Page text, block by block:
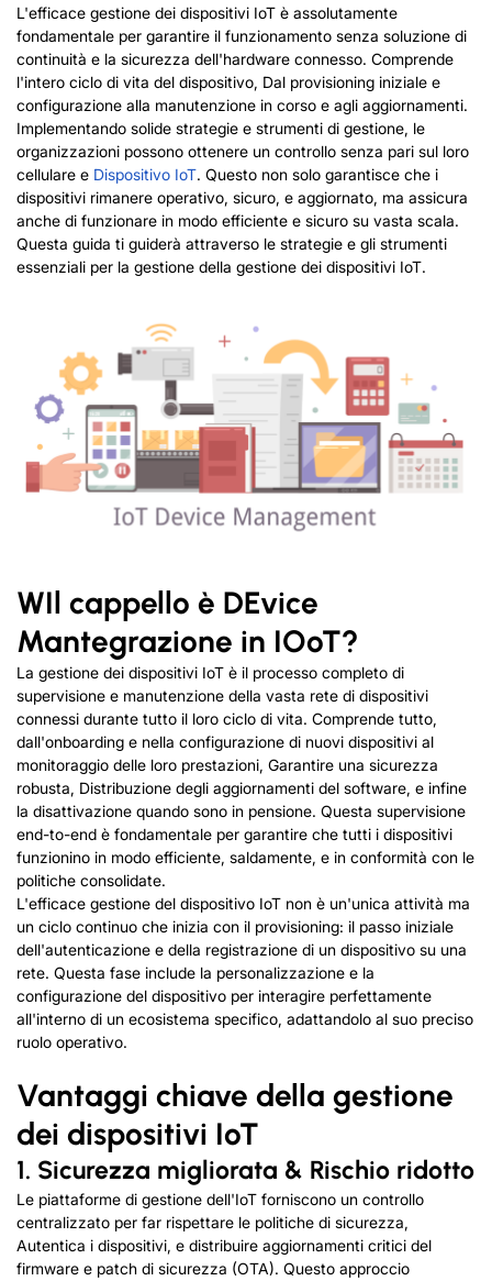
L'efficace gestione dei dispositivi IoT è assolutamente
fondamentale per garantire il funzionamento senza soluzione di
continuità e la sicurezza dell'hardware connesso. Comprende
l'intero ciclo di vita del dispositivo, Dal provisioning iniziale e
configurazione alla manutenzione in corso e agli aggiornamenti.
Implementando solide strategie e strumenti di gestione, le
organizzazioni possono ottenere un controllo senza pari sul loro
cellulare e Dispositivo IoT. Questo non solo garantisce che i
dispositivi rimanere operativo, sicuro, e aggiornato, ma assicura
anche di funzionare in modo efficiente e sicuro su vasta scala.
Questa guida ti guiderà attraverso le strategie e gli strumenti
essenziali per la gestione della gestione dei dispositivi IoT.
WIl cappello è DEvice
Mantegrazione in IOoT?
La gestione dei dispositivi IoT è il processo completo di
supervisione e manutenzione della vasta rete di dispositivi
connessi durante tutto il loro ciclo di vita. Comprende tutto,
dall'onboarding e nella configurazione di nuovi dispositivi al
monitoraggio delle loro prestazioni, Garantire una sicurezza
robusta, Distribuzione degli aggiornamenti del software, e infine
la disattivazione quando sono in pensione. Questa supervisione
end-to-end è fondamentale per garantire che tutti i dispositivi
funzionino in modo efficiente, saldamente, e in conformità con le
politiche consolidate.
L'efficace gestione del dispositivo IoT non è un'unica attività ma
un ciclo continuo che inizia con il provisioning: il passo iniziale
dell'autenticazione e della registrazione di un dispositivo su una
rete. Questa fase include la personalizzazione e la
configurazione del dispositivo per interagire perfettamente
all'interno di un ecosistema specifico, adattandolo al suo preciso
ruolo operativo.
Vantaggi chiave della gestione
dei dispositivi IoT
1. Sicurezza migliorata & Rischio ridotto
Le piattaforme di gestione dell'IoT forniscono un controllo
centralizzato per far rispettare le politiche di sicurezza,
Autentica i dispositivi, e distribuire aggiornamenti critici del
firmware e patch di sicurezza (OTA). Questo approccio